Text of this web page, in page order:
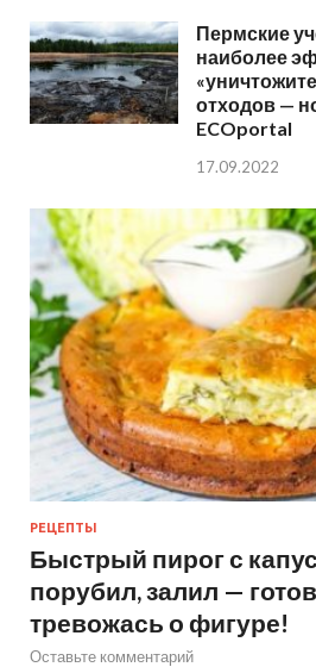
Пермские
наиболее
отходов —
ECOportal
17.09.2022
РЕЦЕПТЫ
Быстрый пирог с
порубил, залил —
тревожась о фигуре!
Оставьте комментарий